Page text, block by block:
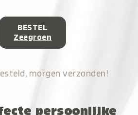
BESTEL
Zeegroen
morgen verzonden!
persoonlijke